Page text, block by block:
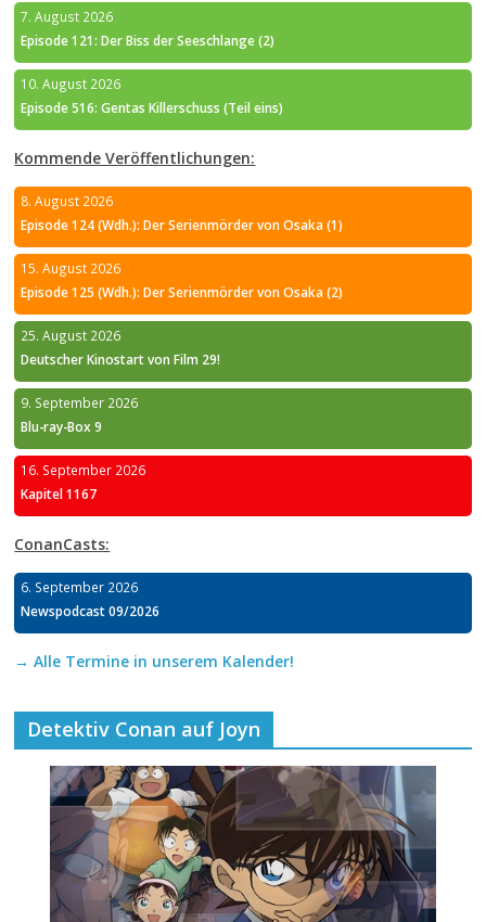
7. August 2026
Episode 121: Der Biss der Seeschlange (2)
10. August 2026
Episode 516: Gentas Killerschuss (Teil eins)
Kommende Veröffentlichungen:
8. August 2026
Episode 124 (Wdh.): Der Serienmörder von Osaka (1)
15. August 2026
Episode 125 (Wdh.): Der Serienmörder von Osaka (2)
25. August 2026
Deutscher Kinostart von Film 29!
9. September 2026
Blu-ray-Box 9
16. September 2026
Kapitel 1167
ConanCasts:
6. September 2026
Newspodcast 09/2026
→ Alle Termine in unserem Kalender!
Detektiv Conan auf Joyn